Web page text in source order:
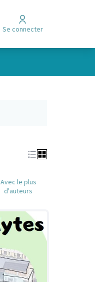
Se connecter
Avec le plus
d'auteurs